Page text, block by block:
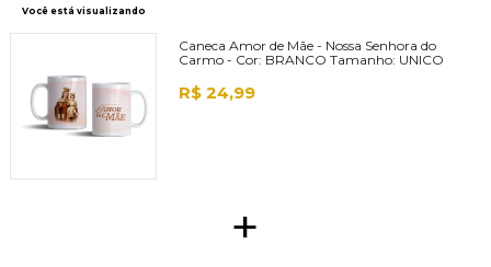
Você está visualizando
Caneca Amor de Mãe - Nossa Senhora do
Carmo - Cor: BRANCO Tamanho: UNICO
R$ 24,99
+